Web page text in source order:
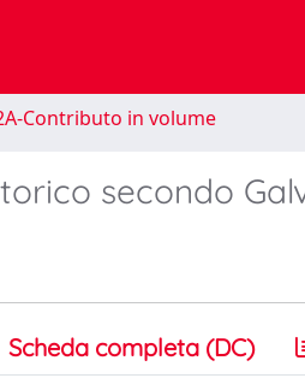
Contributo in volume
secondo
Scheda completa (DC)